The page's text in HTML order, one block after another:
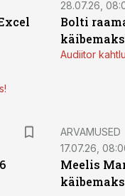
28.07.26,
Bolti
Audiitor
ARVAMUSED
17.07.26,
Meelis